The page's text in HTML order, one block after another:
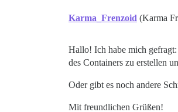
Karma_Frenzoid (Karma
Hallo! Ich habe mich
des Containers zu erstellen
Oder gibt es noch andere
Mit freundlichen Grüßen!